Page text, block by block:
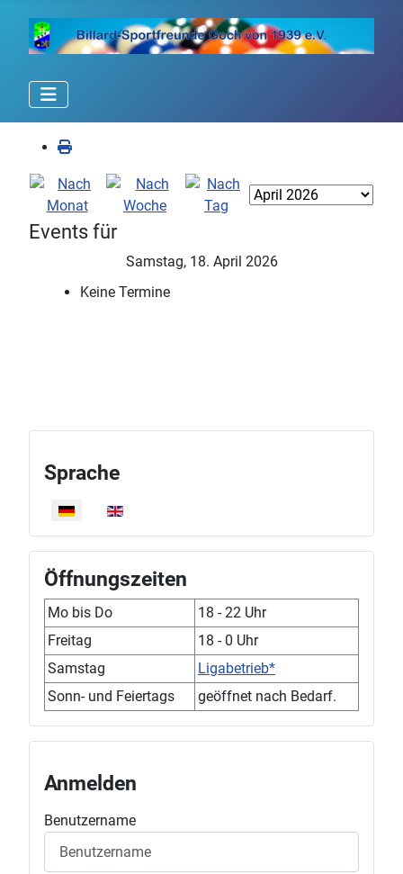
Events für
Samstag, 18. April 2026
Keine Termine
Sprache auswählen
Sprache
Öffnungszeiten
Mo bis Do
18 - 22 Uhr
Freitag
18 - 0 Uhr
Samstag
Ligabetrieb*
Sonn- und Feiertags
geöffnet nach Bedarf.
Anmelden
Benutzername